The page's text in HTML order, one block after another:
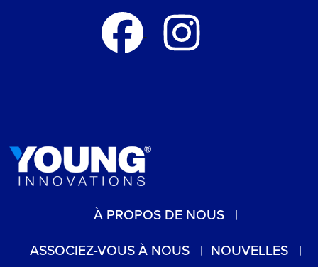
À PROPOS DE NOUS
ASSOCIEZ-VOUS À NOUS
NOUVELLES